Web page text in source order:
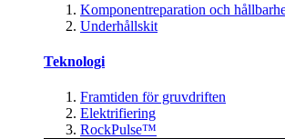
Komponentreparation och
Underhållskit
Teknologi
Framtiden för gruvdriften
Elektrifiering
RockPulse™